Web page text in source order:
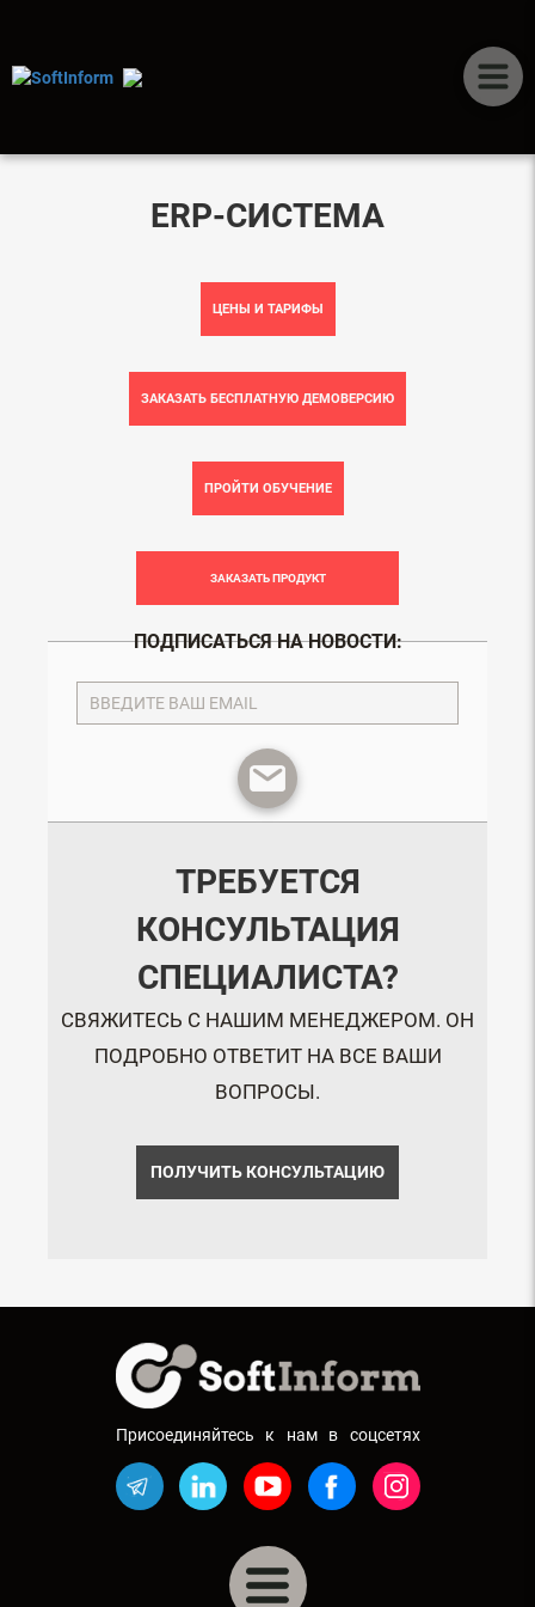
РЕШЕНИЯ НА ГЛАВНОЙ
ERP-СИСТЕМА
ЦЕНЫ И ТАРИФЫ
ЗАКАЗАТЬ БЕСПЛАТНУЮ ДЕМОВЕРСИЮ
ПРОЙТИ ОБУЧЕНИЕ
ЗАКАЗАТЬ ПРОДУКТ
ПОДПИСАТЬСЯ НА НОВОСТИ:
ТРЕБУЕТСЯ
КОНСУЛЬТАЦИЯ
СПЕЦИАЛИСТА?
СВЯЖИТЕСЬ С НАШИМ МЕНЕДЖЕРОМ. ОН
ПОДРОБНО ОТВЕТИТ НА ВСЕ ВАШИ
ВОПРОСЫ.
ПОЛУЧИТЬ КОНСУЛЬТАЦИЮ
Присоединяйтесь к нам в соцсетях